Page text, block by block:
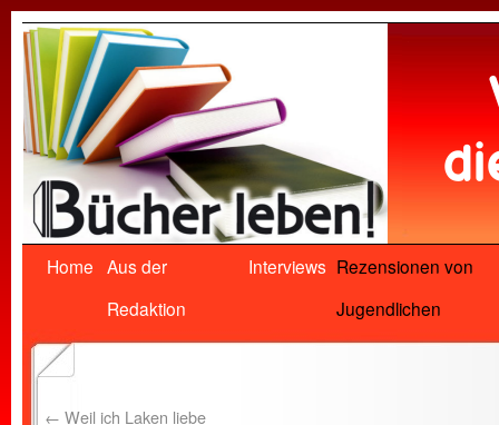
Home Aus der
Redaktion
Interviews Rezensionen von
Jugendlichen
← Weil ich Laken liebe